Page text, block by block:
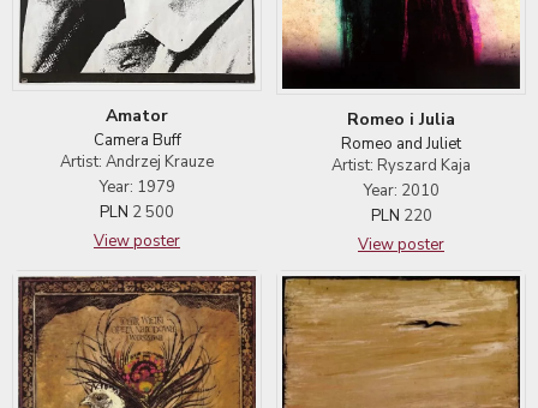
Amator
Camera Buff
Artist: Andrzej Krauze
Year: 1979
PLN 2 500
View poster
Romeo i Julia
Romeo and Juliet
Artist: Ryszard Kaja
Year: 2010
PLN 220
View poster